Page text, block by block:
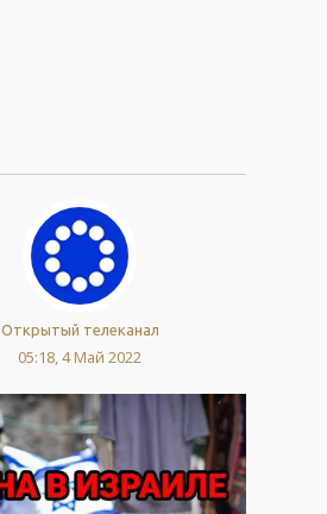
Открытый телеканал
05:18, 4 Май 2022